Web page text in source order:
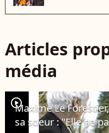
Articles
média
player2
Maxime Le
sa soeur : "Elle ne